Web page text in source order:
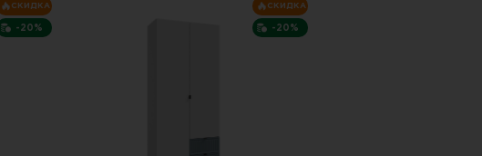
-20%
СКИДКА
-20%
СКИДКА